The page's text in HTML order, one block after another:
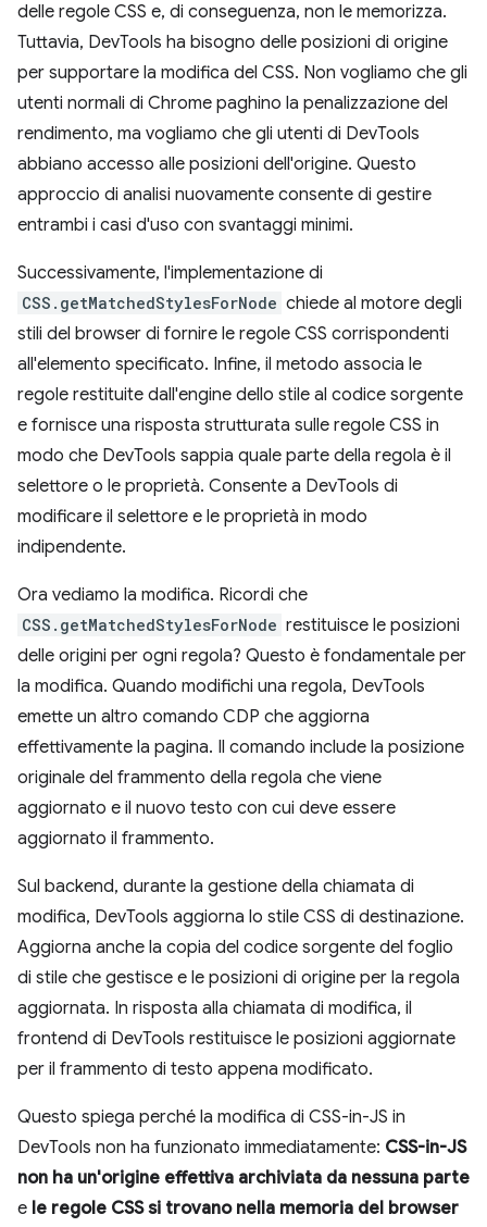
delle regole CSS e, di conseguenza, non le memorizza.
Tuttavia, DevTools ha bisogno delle posizioni di origine
per supportare la modifica del CSS. Non vogliamo che gli
utenti normali di Chrome paghino la penalizzazione del
rendimento, ma vogliamo che gli utenti di DevTools
abbiano accesso alle posizioni dell'origine. Questo
approccio di analisi nuovamente consente di gestire
entrambi i casi d'uso con svantaggi minimi.
Successivamente, l'implementazione di
CSS.getMatchedStylesForNode chiede al motore degli
stili del browser di fornire le regole CSS corrispondenti
all'elemento specificato. Infine, il metodo associa le
regole restituite dall'engine dello stile al codice sorgente
e fornisce una risposta strutturata sulle regole CSS in
modo che DevTools sappia quale parte della regola è il
selettore o le proprietà. Consente a DevTools di
modificare il selettore e le proprietà in modo
indipendente.
Ora vediamo la modifica. Ricordi che
CSS.getMatchedStylesForNode restituisce le posizioni
delle origini per ogni regola? Questo è fondamentale per
la modifica. Quando modifichi una regola, DevTools
emette un altro comando CDP che aggiorna
effettivamente la pagina. Il comando include la posizione
originale del frammento della regola che viene
aggiornato e il nuovo testo con cui deve essere
aggiornato il frammento.
Sul backend, durante la gestione della chiamata di
modifica, DevTools aggiorna lo stile CSS di destinazione.
Aggiorna anche la copia del codice sorgente del foglio
di stile che gestisce e le posizioni di origine per la regola
aggiornata. In risposta alla chiamata di modifica, il
frontend di DevTools restituisce le posizioni aggiornate
per il frammento di testo appena modificato.
Questo spiega perché la modifica di CSS-in-JS in
DevTools non ha funzionato immediatamente: CSS-in-JS
non ha un'origine effettiva archiviata da nessuna parte
e le regole CSS si trovano nella memoria del browser